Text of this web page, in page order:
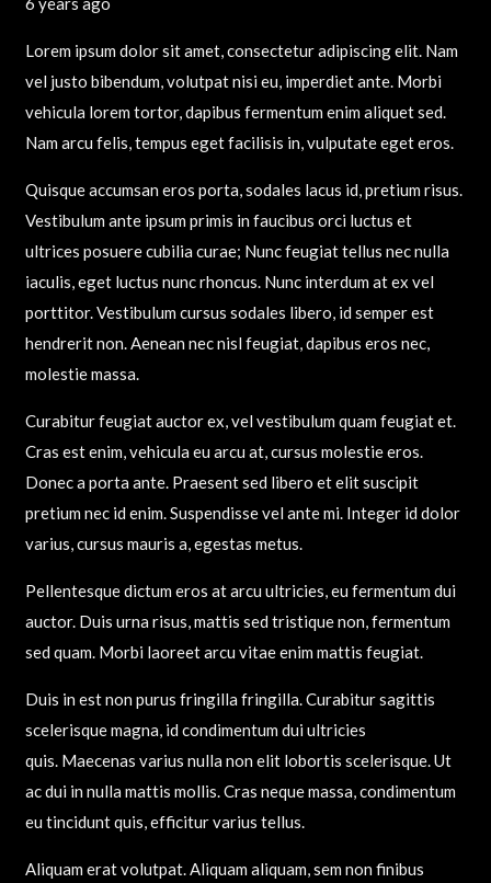
Lorem ipsum dolor sit amet, consectetur adipiscing elit. Nam
vel justo bibendum, volutpat nisi eu, imperdiet ante. Morbi
vehicula lorem tortor, dapibus fermentum enim aliquet sed.
Nam arcu felis, tempus eget facilisis in, vulputate eget eros.
Quisque accumsan eros porta, sodales lacus id, pretium risus.
Vestibulum ante ipsum primis in faucibus orci luctus et
ultrices posuere cubilia curae; Nunc feugiat tellus nec nulla
iaculis, eget luctus nunc rhoncus. Nunc interdum at ex vel
porttitor. Vestibulum cursus sodales libero, id semper est
hendrerit non. Aenean nec nisl feugiat, dapibus eros nec,
molestie massa.
Curabitur feugiat auctor ex, vel vestibulum quam feugiat et.
Cras est enim, vehicula eu arcu at, cursus molestie eros.
Donec a porta ante. Praesent sed libero et elit suscipit
pretium nec id enim. Suspendisse vel ante mi. Integer id dolor
varius, cursus mauris a, egestas metus.
Pellentesque dictum eros at arcu ultricies, eu fermentum dui
auctor. Duis urna risus, mattis sed tristique non, fermentum
sed quam. Morbi laoreet arcu vitae enim mattis feugiat.
Duis in est non purus fringilla fringilla. Curabitur sagittis
scelerisque magna, id condimentum dui ultricies
quis. Maecenas varius nulla non elit lobortis scelerisque. Ut
ac dui in nulla mattis mollis. Cras neque massa, condimentum
eu tincidunt quis, efficitur varius tellus.
Aliquam erat volutpat. Aliquam aliquam, sem non finibus